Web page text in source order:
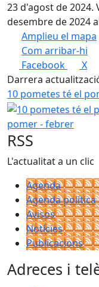
23 d'agost de 2024.
desembre de 2024
Amplieu el mapa
Com arribar-hi
+
−
Facebook
X
Darrera
10 pometes té el
pomer - febrer
RSS
L'actualitat a un clic
Agenda
Agenda política
Avisos
Notícies
Publicacions
Adreces i